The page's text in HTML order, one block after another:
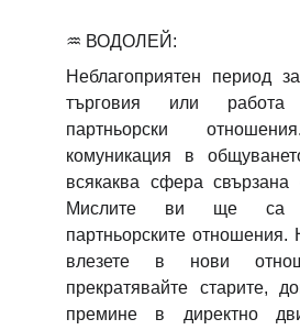
♒ ВОДОЛЕЙ:
Неблагоприятен период
търговия или
партньорски
комуникация в
всякаква сфера свързана
Мислите ви ще са
партньорските отношения.
влезете в нови
прекратявайте старите,
премине в директно